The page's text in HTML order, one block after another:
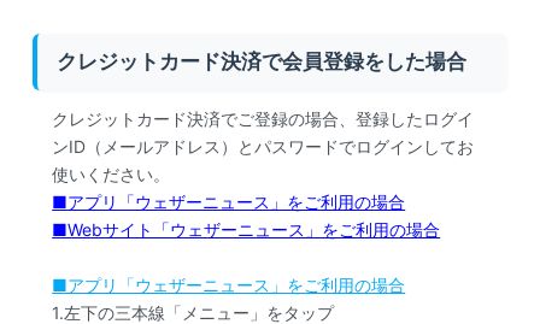
クレジットカード決済で会員登録をした場合
クレジットカード決済でご登録の場合、登録したログイ
ンID（メールアドレス）とパスワードでログインしてお
使いください。
■アプリ「ウェザーニュース」をご利用の場合
■Webサイト「ウェザーニュース」をご利用の場合
■アプリ「ウェザーニュース」をご利用の場合
1.左下の三本線「メニュー」をタップ